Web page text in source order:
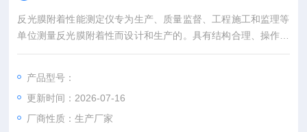
反光膜附着性能测定仪专为生产、质量监督、工程施工和监理等
单位测量反光膜附着性而设计和生产的。具有结构合理、操作简
单、适用性广、测量精度高、测量安全及可靠性好等特点。
产品型号：
更新时间：2026-07-16
厂商性质：生产厂家